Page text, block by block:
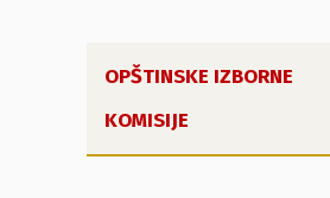
OPŠTINSKE IZBORNE
KOMISIJE